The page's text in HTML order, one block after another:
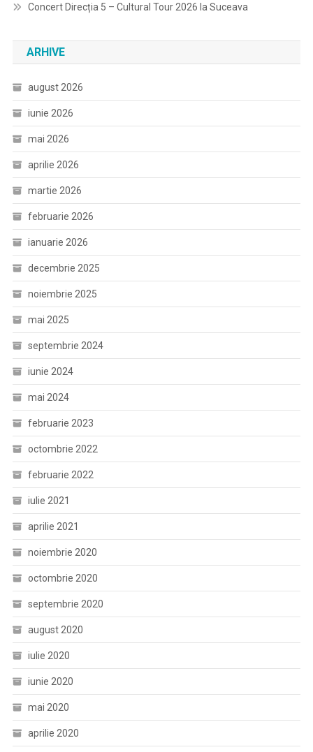
Concert Direcția 5 – Cultural Tour 2026 la Suceava
ARHIVE
august 2026
iunie 2026
mai 2026
aprilie 2026
martie 2026
februarie 2026
ianuarie 2026
decembrie 2025
noiembrie 2025
mai 2025
septembrie 2024
iunie 2024
mai 2024
februarie 2023
octombrie 2022
februarie 2022
iulie 2021
aprilie 2021
noiembrie 2020
octombrie 2020
septembrie 2020
august 2020
iulie 2020
iunie 2020
mai 2020
aprilie 2020